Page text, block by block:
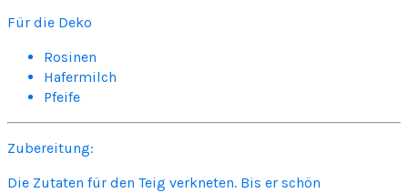
Für die Deko
Rosinen
Hafermilch
Pfeife
Zubereitung:
Die Zutaten für den Teig verkneten. Bis er schön